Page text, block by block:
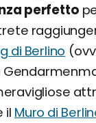
perfetto
di Berlino
il Muro di